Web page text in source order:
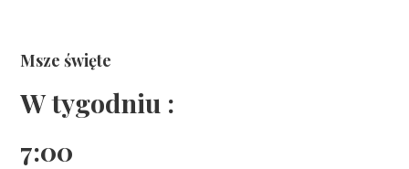
Msze święte
W tygodniu :
7:00